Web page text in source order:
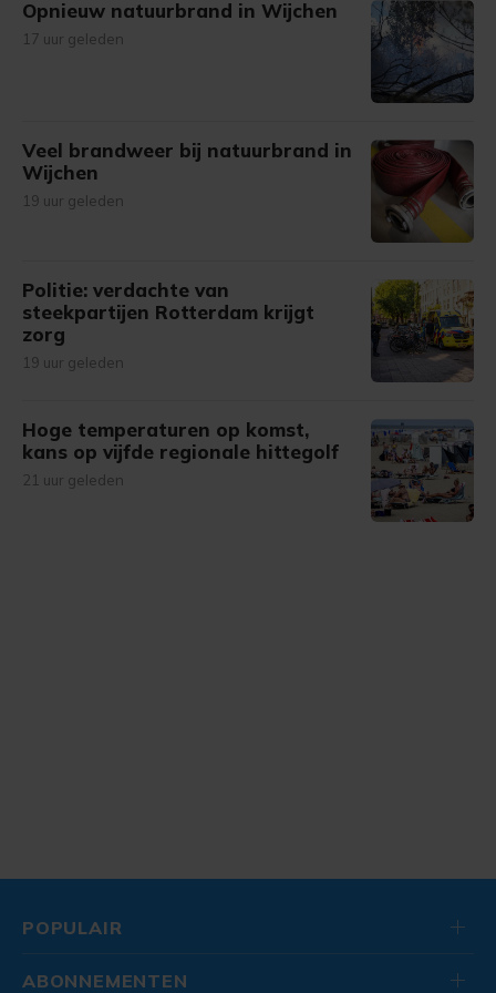
Opnieuw natuurbrand in Wijchen
17 uur geleden
Veel brandweer bij natuurbrand in
Wijchen
19 uur geleden
Politie: verdachte van
steekpartijen Rotterdam krijgt
zorg
19 uur geleden
Hoge temperaturen op komst,
kans op vijfde regionale hittegolf
21 uur geleden
POPULAIR
ABONNEMENTEN